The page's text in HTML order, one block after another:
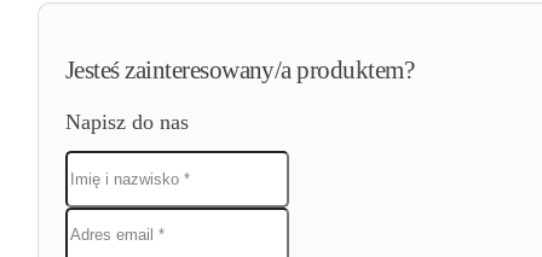
Jesteś zainteresowany/a produktem?
Napisz do nas